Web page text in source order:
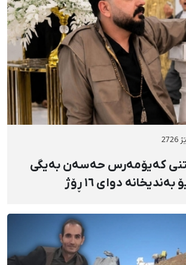
کەیۆمەرس حەسەن بەیگی
لە گرتنگەوە بۆ بەندیخانە دوای ١٦ ڕۆژ